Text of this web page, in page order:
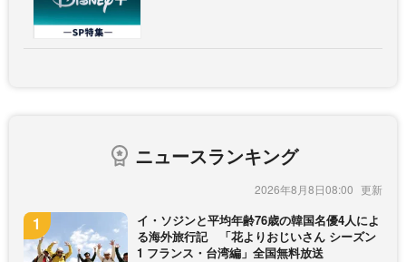
ニュースランキング
2026年8月8日08:00
イ・ソジンと平均年齢76歳の韓国名優4人によ
る海外旅行記 「花よりおじいさん シーズン
1 フランス・台湾編」全国無料放送